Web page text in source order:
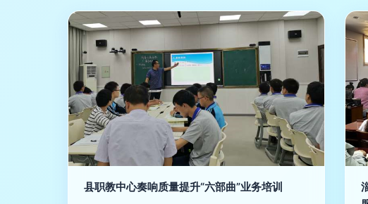
县职教中心奏响质量提升“六部曲”业务培训